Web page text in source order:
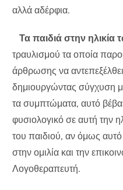
αλλά αδέρφια.
Τα παιδιά στην ηλικία
τραυλισμού τα οποία
άρθρωσης να
δημιουργώντας σύγχυση
τα συμπτώματα, αυτό
φυσιολογικό σε αυτή την
του παιδιού, αν όμως αυτό
στην ομιλία και την
Λογοθεραπευτή.